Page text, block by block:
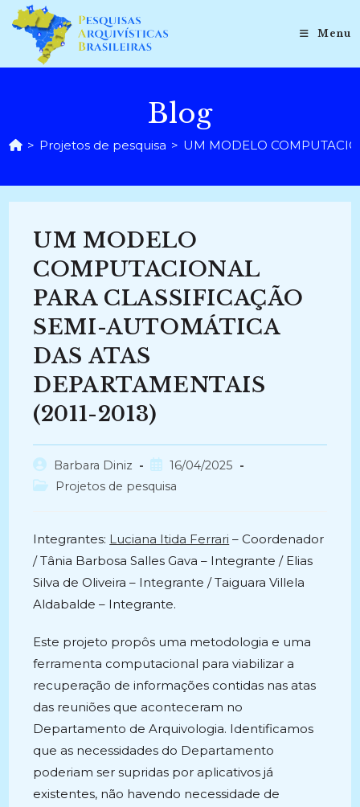
para
conteúdo
Menu
Blog
> Projetos de pesquisa > UM MODELO
UM MODELO
COMPUTACIONAL
PARA CLASSIFICAÇÃO
SEMI-AUTOMÁTICA
DAS ATAS
DEPARTAMENTAIS
(2011-2013)
Autor
do
Barbara Diniz
Post
publicado:
16/04/2025
Categoria
Projetos de pesquisa
Integrantes: Luciana Itida Ferrari – Coordenador
/ Tânia Barbosa Salles Gava – Integrante / Elias
Silva de Oliveira – Integrante / Taiguara Villela
Aldabalde – Integrante.
Este projeto propôs uma metodologia e uma
ferramenta computacional para viabilizar a
recuperação de informações contidas nas atas
das reuniões que aconteceram no
Departamento de Arquivologia. Identificamos
que as necessidades do Departamento
poderiam ser supridas por aplicativos já
existentes, não havendo necessidade de